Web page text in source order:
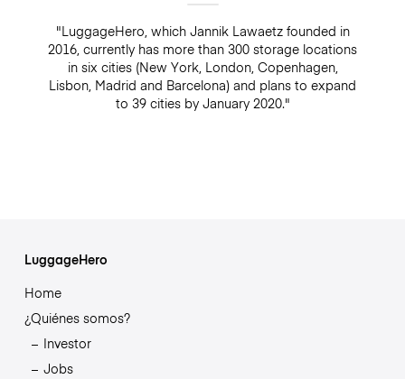
"LuggageHero, which Jannik Lawaetz founded in
2016, currently has more than 300 storage locations
in six cities (New York, London, Copenhagen,
Lisbon, Madrid and Barcelona) and plans to expand
to 39 cities by January 2020."
LuggageHero
Home
¿Quiénes somos?
Investor
Jobs